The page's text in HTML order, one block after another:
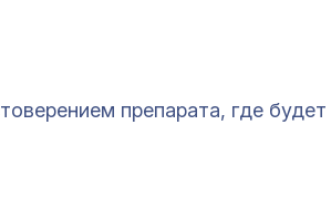
препарата, где будет